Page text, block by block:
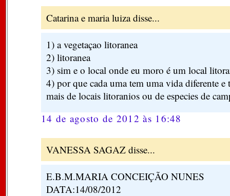
Catarina e maria luiza disse...
1) a vegetaçao litoranea
2) litoranea
3) sim e o local onde eu moro é um local
4) por que cada uma tem uma vida diferente e
mais de locais litoranios ou de especies de
14 de agosto de 2012 às 16:48
VANESSA SAGAZ disse...
E.B.M.MARIA CONCEIÇÃO NUNES
DATA:14/08/2012